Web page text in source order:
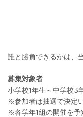
誰と勝負できるかは、
募集対象者
小学校1年生～中学校3
※参加者は抽選で決定
※各学年1組の開催を予